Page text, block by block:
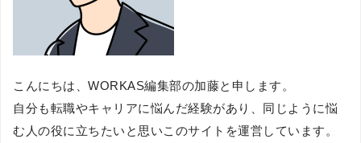
こんにちは、WORKAS編集部の加藤と申します。
自分も転職やキャリアに悩んだ経験があり、同じように悩
む人の役に立ちたいと思いこのサイトを運営しています。